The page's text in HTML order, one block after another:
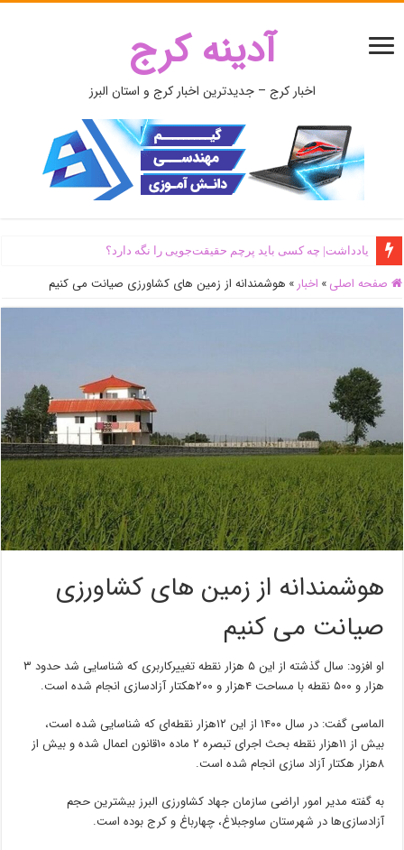
آدینه کرج
اخبار کرج – جدیدترین اخبار کرج و استان البرز
یادداشت| ‌چه کسی باید پرچم حقیقت‌جویی را نگه دارد؟
صفحه اصلی » اخبار » هوشمندانه از زمین های کشاورزی صیانت می کنیم
هوشمندانه از زمین های کشاورزی
صیانت می کنیم
او افزود: سال گذشته از این ۵ هزار نقطه تغییرکاربری که شناسایی شد حدود ۳
هزار و ۵۰۰ نقطه با مساحت ۴هزار و ۲۰۰هکتار آزادسازی انجام شده است.
الماسی گفت: در سال ۱۴۰۰ از این ۱۲هزار نقطه‌ای که شناسایی شده است،
بیش از ۱۱هزار نقطه بحث اجرای تبصره ۲ ماده ۱۰قانون اعمال شده و بیش از
۸هزار هکتار آزاد سازی انجام شده است.
به گفته مدیر امور اراضی سازمان جهاد کشاورزی البرز بیشترین حجم
آزادسازی‌ها در شهرستان ساوجبلاغ، چهارباغ و کرج بوده است.